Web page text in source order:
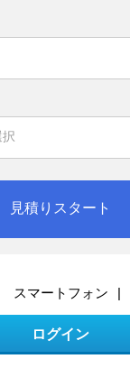
見積りスタート
スマートフォン |
ログイン